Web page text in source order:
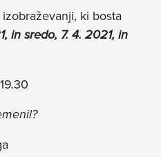
ki bosta
in sredo, 7. 4. 2021, in